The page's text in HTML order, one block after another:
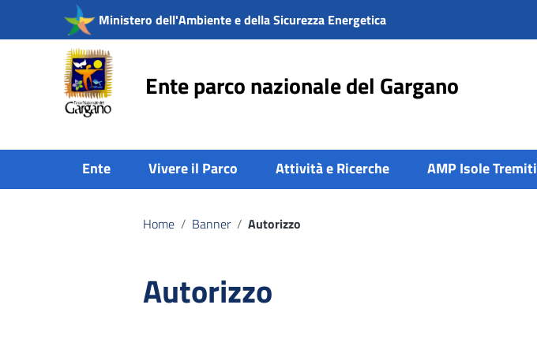
Vai ai contenuti
Vai al menu di navigazione
Vai al footer
Ministero dell'Ambiente e della Sicurezza Energetica
Ente parco nazionale del Gargano
Ente Vivere il Parco Attività e Ricerche AMP Isole Tremiti
Home / Banner / Autorizzo
Autorizzo